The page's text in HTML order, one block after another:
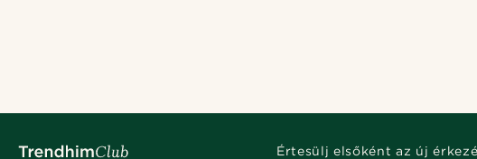
Értesülj elsőként az új